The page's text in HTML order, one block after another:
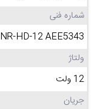
شماره فنی
NR-HD-12 AEE5343
ولتاژ
12 ولت
جریان